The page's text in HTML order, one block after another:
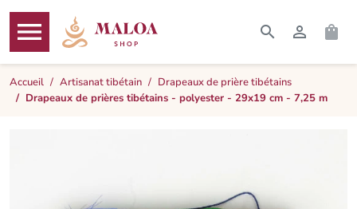

MENU
  
Accueil Artisanat tibétain
Drapeaux de prière tibétains
Drapeaux de prières tibétains - polyester - 29x19 cm - 7,25 m